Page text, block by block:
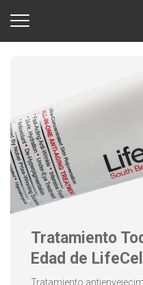
Tratamiento
Edad de LifeCell
Tratamiento